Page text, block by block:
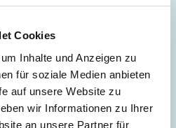
Cookies
Inhalte und Anzeigen zu
für soziale Medien anbieten
auf unsere Website zu
wir Informationen zu Ihrer
an unsere Partner für
entlang der Lieferketten
einschließlich der
aus dem Code of
der deutschen Textil- und
EU-Amtsblatt veröffentlicht
zur EU-Richtlinie zur
wurde
veröffentlicht. Die
haben bis zum 6. Juli
die Richtlinie in nationales
überführen.